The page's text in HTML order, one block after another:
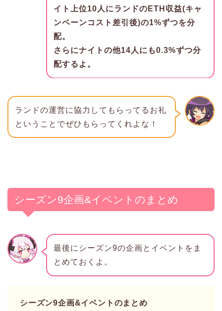
イト上位10人にランドのETH収益(キャ
ンペーンコスト差引後)の1%ずつを分
配。
さらにナイトの他14人にも0.3%ずつ分
配するよ。
ランドの運営に協力してもらってるお礼
ということでぜひもらってくれよな！
シーズン9企画&イベントのまとめ
最後にシーズン9の企画とイベントをま
とめておくよ。
シーズン9企画&イベントのまとめ